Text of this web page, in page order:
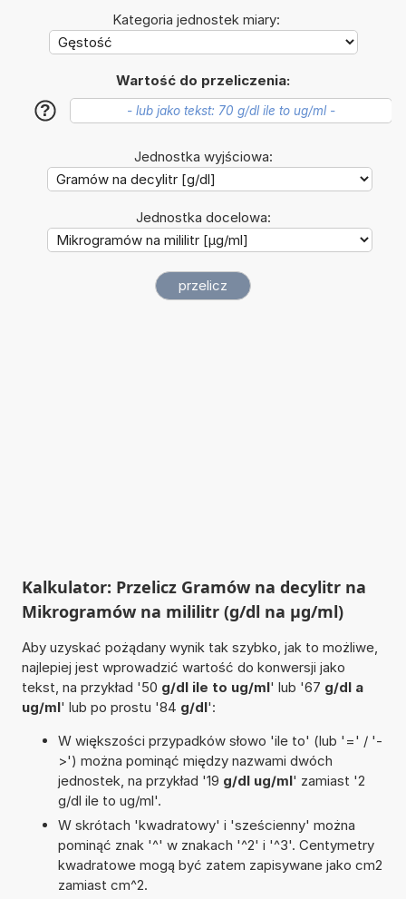
Kategoria jednostek miary:
Wartość do przeliczenia:
?
Jednostka wyjściowa:
Jednostka docelowa:
Kalkulator: Przelicz Gramów na decylitr na
Mikrogramów na mililitr (g/dl na µg/ml)
Aby uzyskać pożądany wynik tak szybko, jak to możliwe,
najlepiej jest wprowadzić wartość do konwersji jako
tekst, na przykład '50 g/dl ile to ug/ml' lub '67 g/dl a
ug/ml' lub po prostu '84 g/dl':
W większości przypadków słowo 'ile to' (lub '=' / '-
>') można pominąć między nazwami dwóch
jednostek, na przykład '19 g/dl ug/ml' zamiast '2
g/dl ile to ug/ml'.
W skrótach 'kwadratowy' i 'sześcienny' można
pominąć znak '^' w znakach '^2' i '^3'. Centymetry
kwadratowe mogą być zatem zapisywane jako cm2
zamiast cm^2.